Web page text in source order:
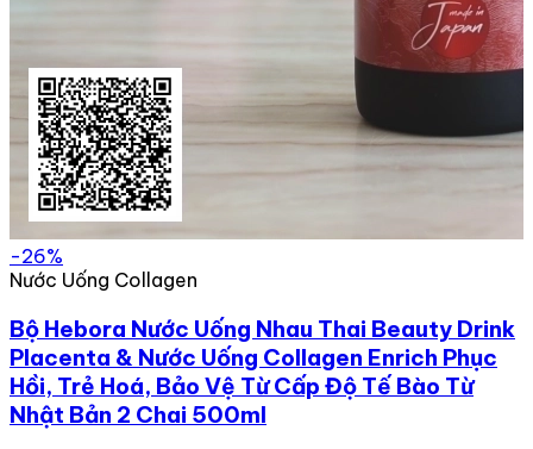
-26%
Nước Uống Collagen
Bộ Hebora Nước Uống Nhau Thai Beauty Drink
Placenta & Nước Uống Collagen Enrich Phục
Hồi, Trẻ Hoá, Bảo Vệ Từ Cấp Độ Tế Bào Từ
Nhật Bản 2 Chai 500ml